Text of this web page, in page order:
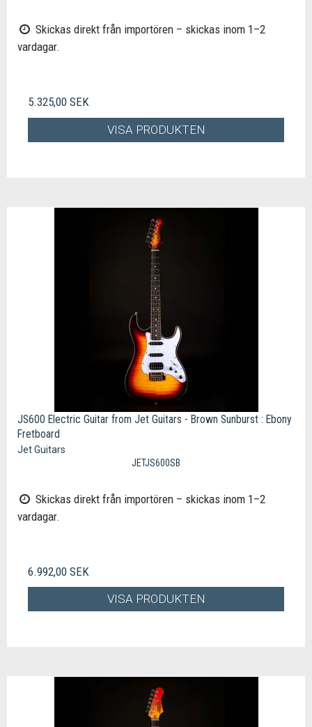
Skickas direkt från importören – skickas inom 1–2
vardagar.
5.325,00 SEK
VISA PRODUKTEN
JS600 Electric Guitar from Jet Guitars - Brown Sunburst : Ebony
Fretboard
Jet Guitars
JETJS600SB
Skickas direkt från importören – skickas inom 1–2
vardagar.
6.992,00 SEK
VISA PRODUKTEN